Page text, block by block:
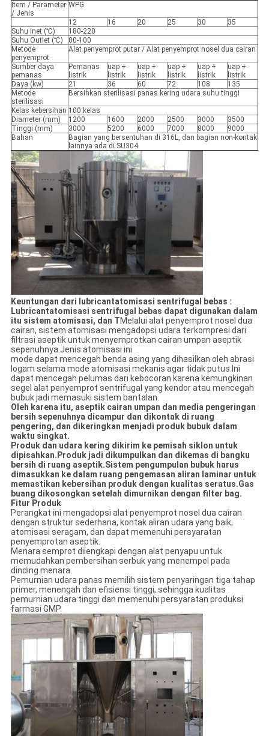
Item / Parameter
/ Jenis
WPG
12 16 20 25 30
35
Suhu Inet (℃)
180-220
Suhu Outlet (℃)
80-100
Metode
penyemprot
Alat penyemprot putar / Alat penyemprot nosel dua cairan
Sumber daya
pemanas
Pemanas
listrik
uap +
listrik
uap +
listrik
uap +
listrik
uap +
listrik
uap +
listrik
Daya (kw)
21 36 60 72 108
135
Metode
sterilisasi
Bersihkan sterilisasi panas kering udara suhu tinggi
Kelas kebersihan 100 kelas
Diameter (mm)
1200 1600 2000 2500 3000
3500
Tinggi (mm)
3000 5200 6000 7000 8000
9000
Bahan
Bagian yang bersentuhan di 316L, dan bagian non-kontak
lainnya ada di SU304.
Keuntungan dari l ubricantatomisasi sentrifugal bebas :
Lubricantatomisasi sentrifugal bebas dapat digunakan dalam
itu sistem atomisasi, dan TMelalui alat penyemprot nosel dua
cairan, sistem atomisasi mengadopsi udara terkompresi dari
filtrasi aseptik untuk menyemprotkan cairan umpan aseptik
sepenuhnya.Jenis atomisasi ini
mode dapat mencegah benda asing yang dihasilkan oleh abrasi
logam selama mode atomisasi mekanis agar tidak putus.Ini
dapat mencegah pelumas dari kebocoran karena kemungkinan
segel alat penyemprot sentrifugal yang kendor atau mencegah
bubuk jadi memasuki sistem bantalan.
Oleh karena itu, aseptikcairan umpan dan media pengeringan
bersih sepenuhnya dicampur dan dikontak di ruang
pengering, dan dikeringkan menjadi produk bubuk dalam
waktu singkat.
Produk dan udara kering dikirim ke pemisah siklon untuk
dipisahkan.Produk jadi dikumpulkan dan dikemas di bangku
bersih di ruang aseptik.Sistem pengumpulan bubuk harus
dimasukkan ke dalam ruang pengemasan aliran laminar untuk
memastikan kebersihan produk dengan kualitas seratus.Gas
buang dikosongkan setelah dimurnikan dengan filter bag.
Fitur Produk
Perangkat ini mengadopsi alat penyemprot nosel dua cairan
dengan struktur sederhana, kontak aliran udara yang baik,
atomisasi seragam, dan dapat memenuhi persyaratan
penyemprotan aseptik.
Menara semprot dilengkapi dengan alat penyapu untuk
memudahkan pembersihan serbuk yang menempel pada
dinding menara.
Pemurnian udara panas memilih sistem penyaringan tiga tahap
primer, menengah dan efisiensi tinggi, sehingga kualitas
pemurnian udara tinggi dan memenuhi persyaratan produksi
farmasi GMP.